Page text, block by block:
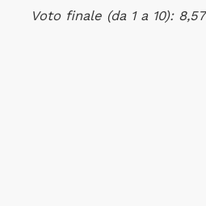
Voto finale (da 1 a 10): 8,57